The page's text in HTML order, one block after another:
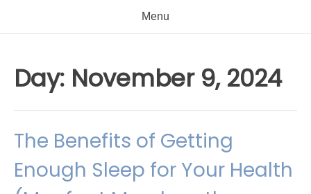
Menu
Day: November 9, 2024
The Benefits of Getting
Enough Sleep for Your Health